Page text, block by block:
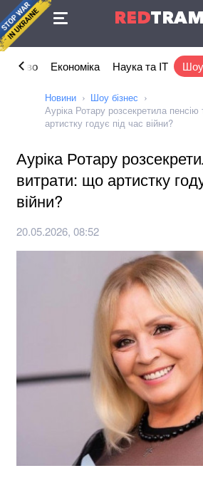
REDTRAM
Угода
Економіка Наука та IT Шоу
Новини
Шоу бізнес
Ауріка Ротару розсекретила
артистку годує під час війни?
Ауріка Ротару
витрати: що артистку
війни?
20.05.2026, 08:52